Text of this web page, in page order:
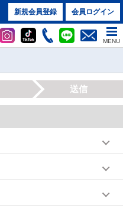
新規会員登録 会員ログイン
MENU
送信